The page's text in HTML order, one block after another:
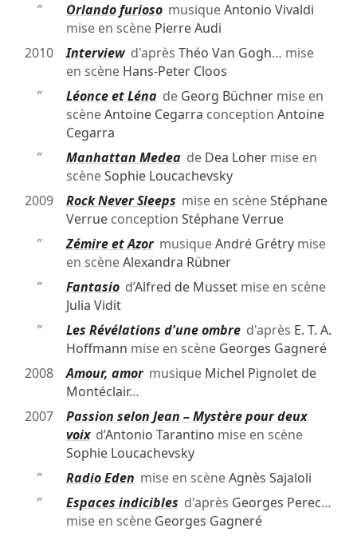
″
Orlando furiosomusiqueAntonio Vivaldi
mise en scène Pierre Audi
2010
Interviewd'après Théo Van Gogh… mise
en scène Hans-Peter Cloos
″
Léonce et Lénade Georg Büchnermise en
scèneAntoine Cegarra conception Antoine
Cegarra
″
Manhattan Medeade Dea Lohermise en
scèneSophie Loucachevsky
2009
Rock Never Sleeps mise en scèneStéphane
Verrueconception Stéphane Verrue
″
Zémire et AzormusiqueAndré Grétrymise
en scèneAlexandra Rübner
″
Fantasiod’Alfred de Mussetmise en scène
Julia Vidit
″
Les Révélations d'une ombred'après E. T. A.
Hoffmann mise en scène Georges Gagneré
2008
Amour, amormusique Michel Pignolet de
Montéclair…
2007
Passion selon Jean – Mystère pour deux
voixd’Antonio Tarantino mise en scène
Sophie Loucachevsky
″
Radio Eden mise en scèneAgnès Sajaloli
″
Espaces indicibles d'après Georges Perec…
mise en scène Georges Gagneré